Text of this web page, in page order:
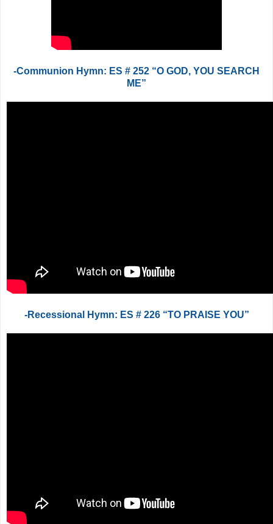
-Communion Hymn: ES # 252 “O GOD, YOU SEARCH
ME”
-Recessional Hymn: ES # 226 “TO PRAISE YOU”